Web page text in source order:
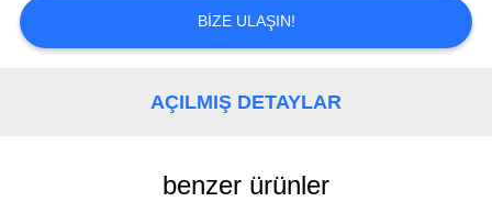
VAKALAR
BIZE ULAŞIN!
AÇILMIŞ DETAYLAR
benzer ürünler